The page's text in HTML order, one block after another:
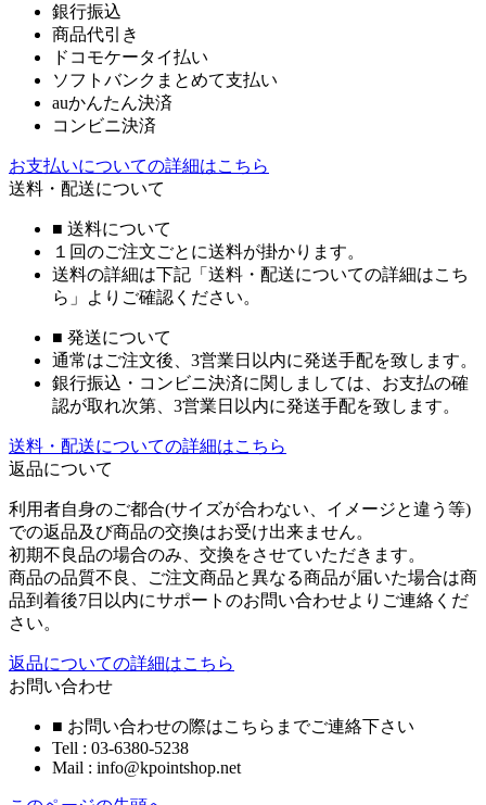
銀行振込
商品代引き
ドコモケータイ払い
ソフトバンクまとめて支払い
auかんたん決済
コンビニ決済
お支払いについての詳細はこちら
送料・配送について
■ 送料について
１回のご注文ごとに送料が掛かります。
送料の詳細は下記「送料・配送についての詳細はこち
ら」よりご確認ください。
■ 発送について
通常はご注文後、3営業日以内に発送手配を致します。
銀行振込・コンビニ決済に関しましては、お支払の確
認が取れ次第、3営業日以内に発送手配を致します。
送料・配送についての詳細はこちら
返品について
利用者自身のご都合(サイズが合わない、イメージと違う等)
での返品及び商品の交換はお受け出来ません。
初期不良品の場合のみ、交換をさせていただきます。
商品の品質不良、ご注文商品と異なる商品が届いた場合は商
品到着後7日以内にサポートのお問い合わせよりご連絡くだ
さい。
返品についての詳細はこちら
お問い合わせ
■ お問い合わせの際はこちらまでご連絡下さい
Tell : 03-6380-5238
Mail : info@kpointshop.net